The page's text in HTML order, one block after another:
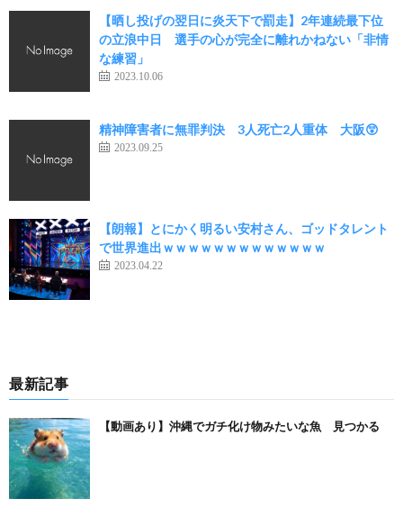
【晒し投げの翌日に炎天下で罰走】2年連続最下位
の立浪中日 選手の心が完全に離れかねない「非情
な練習」
2023.10.06
精神障害者に無罪判決 3人死亡2人重体 大阪😲
2023.09.25
【朗報】とにかく明るい安村さん、ゴッドタレント
で世界進出ｗｗｗｗｗｗｗｗｗｗｗｗｗ
2023.04.22
最新記事
【動画あり】沖縄でガチ化け物みたいな魚 見つかる